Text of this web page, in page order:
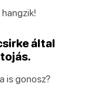
által
is gonosz?